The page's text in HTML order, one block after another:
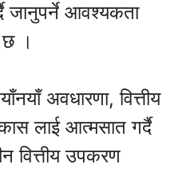
जानुपर्ने आवश्यकता
छ ।
अवधारणा, वित्तीय
लाई आत्मसात गर्दै
वित्तीय उपकरण